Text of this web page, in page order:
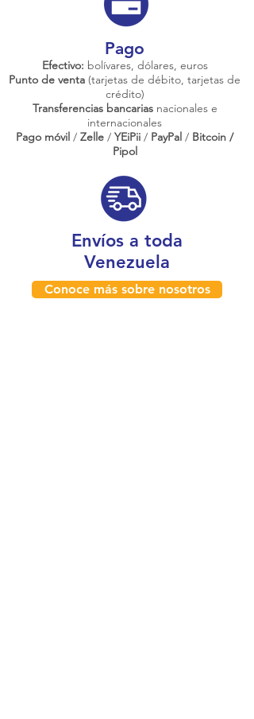
Pago
Efectivo: bolívares, dólares, euros
Punto de venta (tarjetas de débito, tarjetas de
crédito)
Transferencias bancariasnacionales e
internacionales
Pago móvil / Zelle / YEiPii / PayPal / Bitcoin /
Pipol
Envíos a toda
Venezuela
Conoce más sobre nosotros